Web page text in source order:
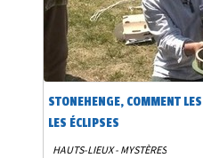
STONEHENGE, COMMENT
LES ÉCLIPSES
HAUTS-LIEUX - MYSTÈRES